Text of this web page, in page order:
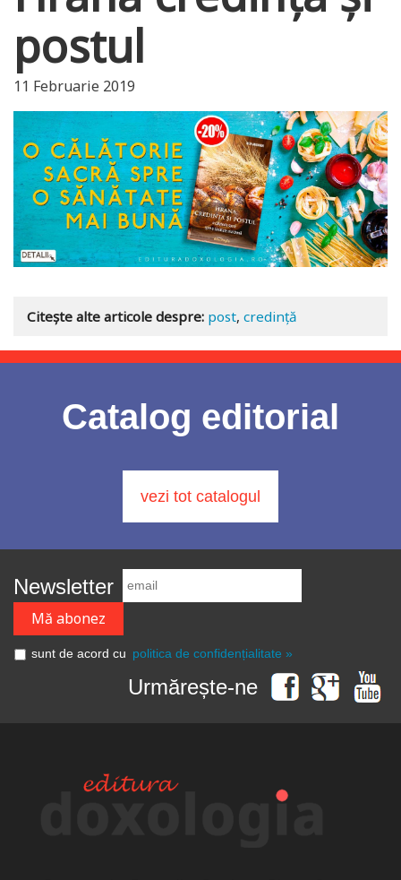
postul
11 Februarie 2019
Citește alte articole despre: post, credinţă
Catalog editorial
vezi tot catalogul
Newsletter
sunt de acord cu politica de confidențialitate »
Urmărește-ne